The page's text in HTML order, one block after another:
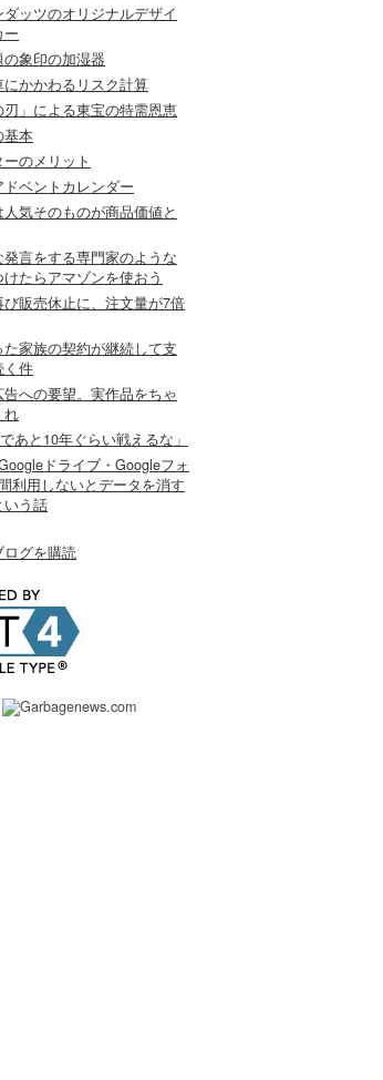
ッツのオリジナルデザイ
ー
象印の加湿器
にかかわるリスク計算
刃」による東宝の特需恩恵
基本
のメリット
ドベントカレンダー
人気そのものが商品価値と
発言をする専門家のような
けたらアマゾンを使おう
び販売休止に、注文量が7倍
家族の契約が継続して支
く件
への要望。実作品をちゃ
れ
であと10年ぐらい戦えるな」
ドライブ・Googleフォ
利用しないとデータを消す
いう話
ログを購読